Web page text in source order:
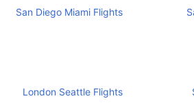
San Diego Miami Flights
London Seattle Flights